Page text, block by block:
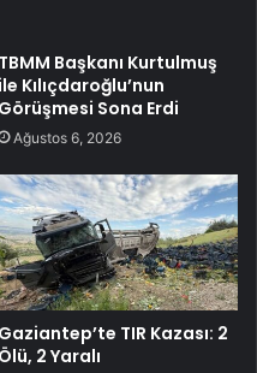
TBMM Başkanı Kurtulmuş
ile Kılıçdaroğlu’nun
Görüşmesi Sona Erdi
Ağustos 6, 2026
Gaziantep’te TIR Kazası: 2
Ölü, 2 Yaralı